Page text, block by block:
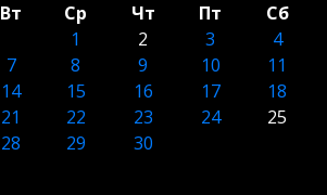
Вт Ср Чт Пт
Сб
1
2 3
4
7 8 9 10
11
14 15 16 17
18
21 22 23 24
25
28 29 30